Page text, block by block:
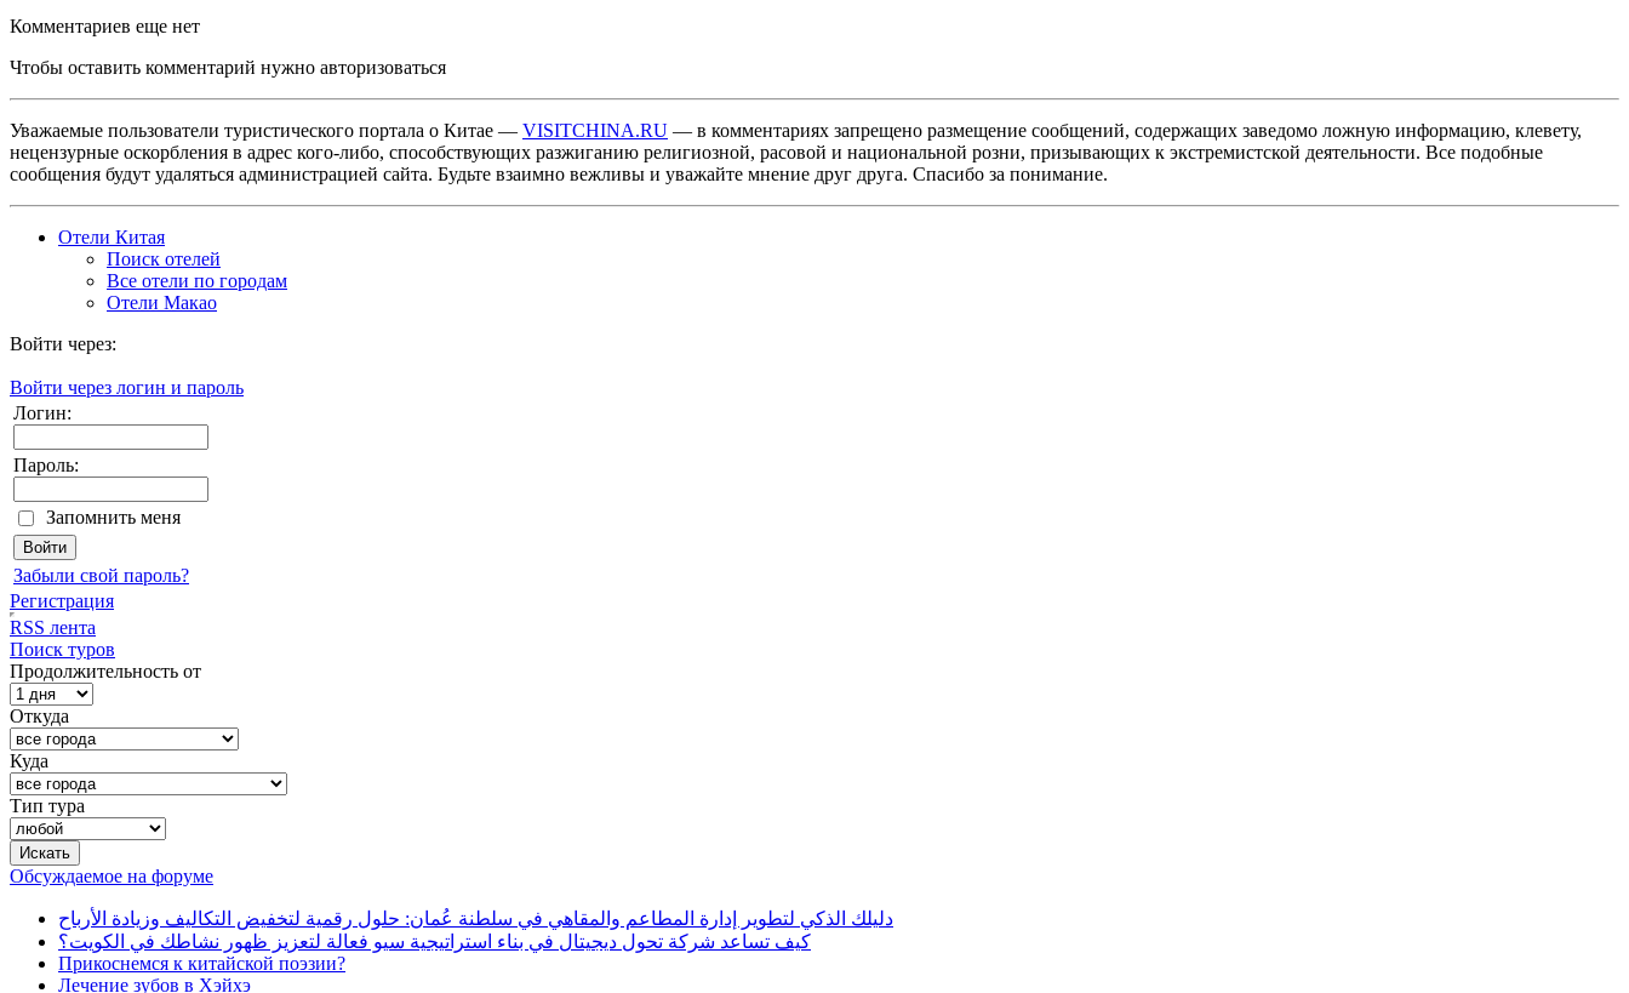
Комментариев еще нет
Чтобы оставить комментарий нужно авторизоваться
Уважаемые пользователи туристического портала о Китае — VISITCHINA.RU — в комментариях запрещено размещение сообщений, содержащих заведомо ложную информацию, клевету,
нецензурные оскорбления в адрес кого-либо, способствующих разжиганию религиозной, расовой и национальной розни, призывающих к экстремистской деятельности. Все подобные
сообщения будут удаляться администрацией сайта. Будьте взаимно вежливы и уважайте мнение друг друга. Спасибо за понимание.
Отели Китая
Поиск отелей
Все отели по городам
Отели Макао
Войти через:
Войти через логин и пароль
Логин:
Пароль:
Запомнить меня
Забыли свой пароль?
Регистрация
RSS лента
Поиск туров
Продолжительность от
Откуда
Куда
Тип тура
Обсуждаемое на форуме
دليلك الذكي لتطوير إدارة المطاعم والمقاهي في سلطنة عُمان: حلول رقمية لتخفيض التكاليف وزيادة الأرباح
كيف تساعد شركة تحول ديجيتال في بناء استراتيجية سيو فعالة لتعزيز ظهور نشاطك في الكويت؟
Прикоснемся к китайской поэзии?
Лечение зубов в Хэйхэ